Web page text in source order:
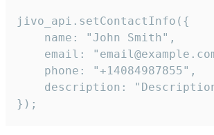
jivo_api.setContactInfo({
    name: "John Smith",
email:
    phone: "+14084987855",
description:
});